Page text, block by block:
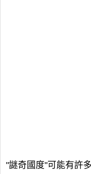
"謎奇國度"可能有許